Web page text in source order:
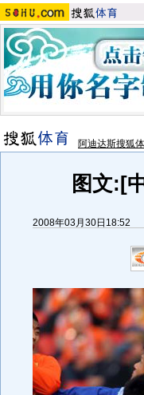
阿迪达斯搜狐
图文:[
2008年03月30日18:52